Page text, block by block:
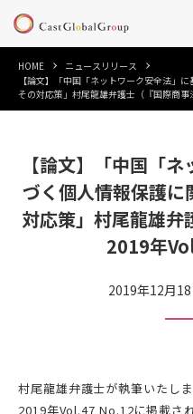
HOME
ニュースリリース
【論文】「中国「ネットワーク安全法」
その対応策」村尾龍雄弁護士（『国際商事
【論文】「中国「
づく個人情報保護に
対応策」村尾龍雄弁
2019年
2019年12月18
村尾龍雄弁護士が執筆いたし
2019年Vol.47 No.12に掲載さ